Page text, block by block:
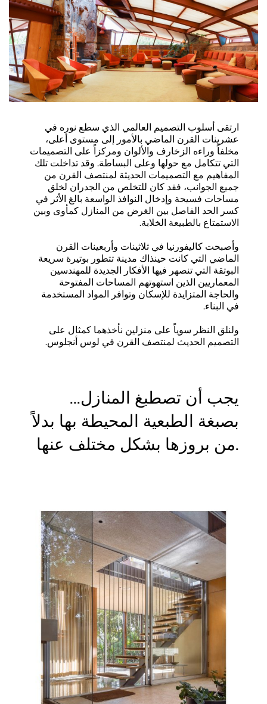
ارتقى أسلوب التصميم العالمي الذي سطع نوره في
عشرينات القرن الماضي بالأمور إلى مستوى أعلى،
مخلفاً وراءه الزخارف والألوان ومركزاً على التصميمات
التي تتكامل مع حولها وعلى البساطة. وقد تداخلت تلك
المفاهيم مع التصميمات الحديثة لمنتصف القرن من
جميع الجوانب، فقد كان للتخلص من الجدران لخلق
مساحات فسيحة وإدخال النوافذ الواسعة بالغ الأثر في
كسر الحد الفاصل بين الغرض من المنازل كمأوى وبين
الاستمتاع بالطبيعة الخلابة.
وأصبحت كاليفورنيا في ثلاثينات وأربعينات القرن
الماضي التي كانت حينذاك مدينة تتطور بوتيرة سريعة
البوتقة التي تنصهر فيها الأفكار الجديدة للمهندسين
المعماريين الذين استهوتهم المساحات المفتوحة
والحاجة المتزايدة للإسكان وتوافر المواد المستخدمة
في البناء.
ولنلق النظر سوياً على منزلين نأخذهما كمثال على
التصميم الحديث لمنتصف القرن في لوس أنجلوس.
...يجب أن تصطبغ المنازل
بصبغة الطبعية المحيطة بها بدلاً
من بروزها بشكل مختلف عنها.